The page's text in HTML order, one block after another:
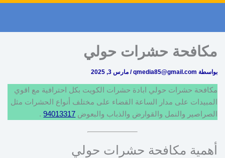
مكافحة حشرات حولي
بواسطة qmedia85@gmail.com
/ مارس 3, 2025
مكافحة حشرات حولي ابادة حشرات الكويت بكل احترافية مع اقوي
المبيدات على مدار الساعة القضاء على مختلف أنواع الحشرات مثل
الصراصير والنمل والقوارض والذباب والبعوض 94013317
.
أهمية مكافحة حشرات حولي